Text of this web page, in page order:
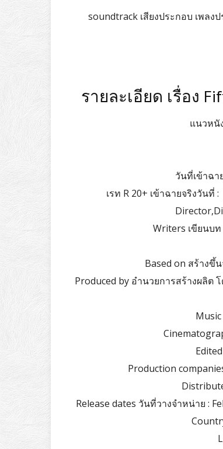
soundtrack เสียงประกอบ เพลง
รายละเอียด เรื่อง
แนวหนั
วันที่เข้าฉา
เรท R 20+ เข้าฉายจริงวัน
Writers เขียนบ
Based on สร้างขึ้
Produced by อำนวยการสร้างผลิต
Production
Release dates วันที่วางจำหน่าย :